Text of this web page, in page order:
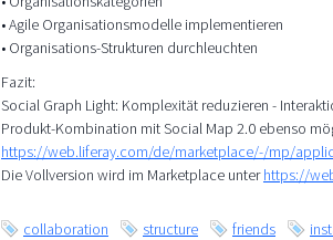
• Agile Organisationsmodelle implementieren
• Organisations-Strukturen durchleuchten
Fazit:
Social Graph Light: Komplexität reduzieren -
Produkt-Kombination mit Social Map 2.0 ebenso
https://web.liferay.com/de/marketplace/-/mp/
Die Vollversion wird im Marketplace unterhttps://
collaboration structure friends